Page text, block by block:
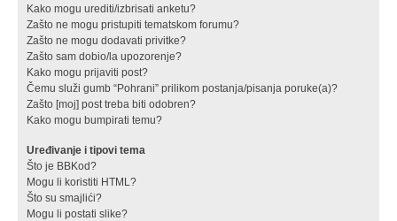
Kako mogu urediti/izbrisati anketu?
Zašto ne mogu pristupiti tematskom forumu?
Zašto ne mogu dodavati privitke?
Zašto sam dobio/la upozorenje?
Kako mogu prijaviti post?
Čemu služi gumb “Pohrani” prilikom postanja/pisanja poruke(a)?
Zašto [moj] post treba biti odobren?
Kako mogu bumpirati temu?
Uređivanje i tipovi tema
Što je BBKod?
Mogu li koristiti HTML?
Što su smajlići?
Mogu li postati slike?